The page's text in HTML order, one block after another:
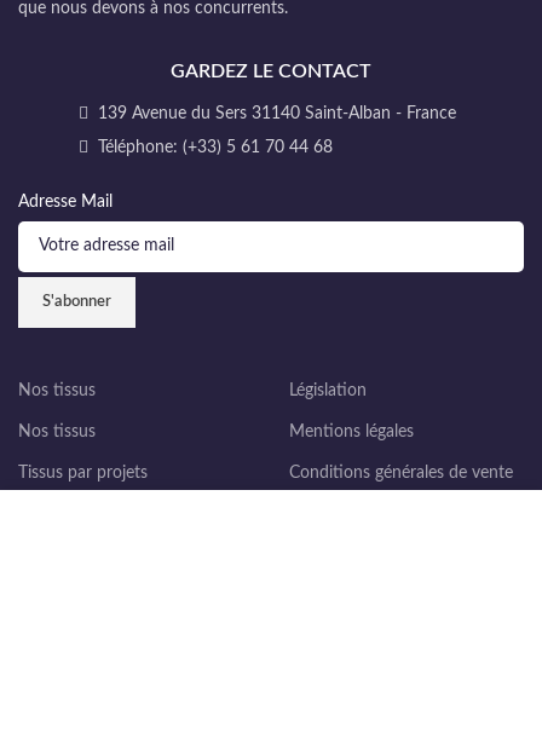
que nous devons à nos concurrents.
GARDEZ LE CONTACT
139 Avenue du Sers 31140 Saint-Alban - France
Téléphone: (+33) 5 61 70 44 68
Adresse Mail
Nos tissus
Nos tissus
Tissus par projets
Législation
Mentions légales
Conditions générales de vente